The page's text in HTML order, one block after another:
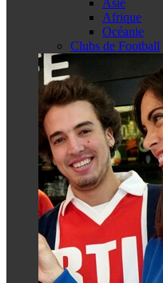
Asie
Afrique
Océanie
Clubs de Football